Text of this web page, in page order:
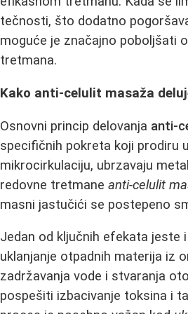
tečnosti, što dodatno
moguće je značajno poboljšati
tretmana.
Kako anti-celulit masaža
Osnovni princip delovanja anti-
specifičnih pokreta koji prodiru
mikrocirkulaciju, ubrzavaju
redovne tretmaneanti-celulit
masni jastučići se postepeno
Jedan od ključnih efekata
uklanjanje otpadnih materija iz
zadržavanja vode i stvaranja
pospešiti izbacivanje toksina i